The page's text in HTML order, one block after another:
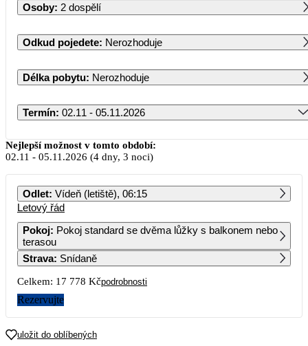
Osoby: 2 dospělí
Odkud pojedete: Nerozhoduje
Délka pobytu: Nerozhoduje
Termín: 02.11 - 05.11.2026
Listopad 2026
PO ÚT ST ČT PÁ SO NE
9 789
2
8 889
3 4 5 6 7 8
9
9 189
10 11
16
10 409
17 18 19 20 21 22
Nejlepší možnost v tomto období:
02.11 - 05.11.2026 (4 dny, 3 noci)
Odlet: Vídeň (letiště), 06:15
Letový řád
Pokoj: Pokoj standard se dvěma lůžky s balkonem nebo
terasou
Strava: Snídaně
Celkem: 17 778 Kčpodrobnosti
Rezervujte
uložit do oblíbených